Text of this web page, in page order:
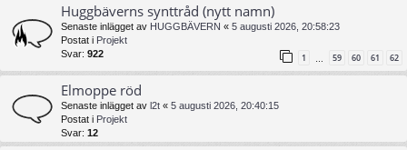
Huggbäverns synttråd (nytt namn)
Senaste inlägget av HUGGBÄVERN « 5 augusti 2026, 20:58:23
Postat i Projekt
Svar: 922 1 59 60 61 62
Elmoppe röd
Senaste inlägget av l2t « 5 augusti 2026, 20:40:15
Postat i Projekt
Svar: 12